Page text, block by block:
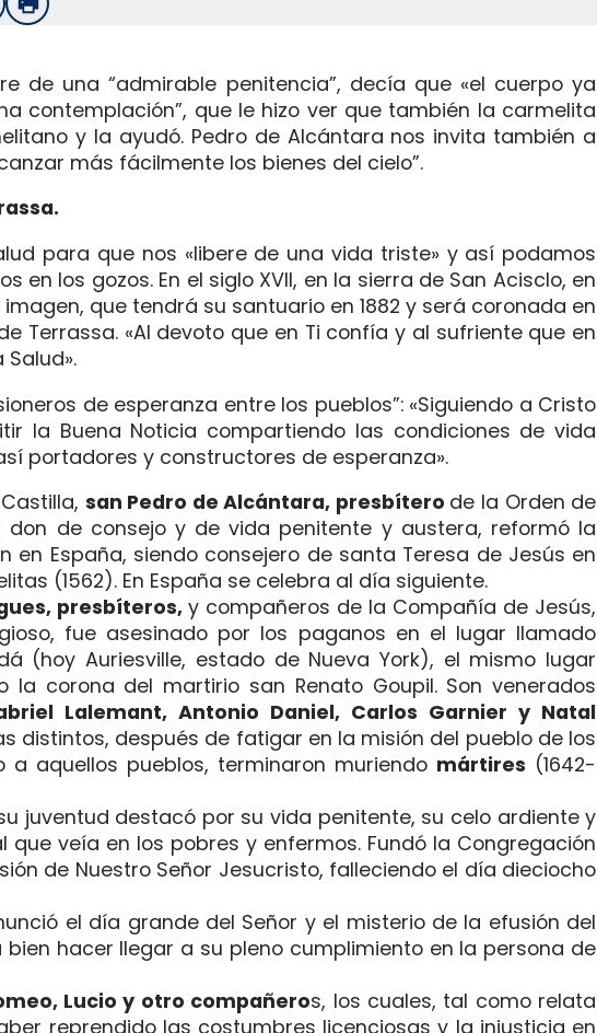
Imprimir
de una “admirable penitencia”, decía que «el cuerpo ya
contemplación”, que le hizo ver que también la carmelita
y la ayudó. Pedro de Alcántara nos invita también a
más fácilmente los bienes del cielo”.
para que nos «libere de una vida triste» y así podamos
los gozos. En el siglo XVII, en la sierra de San Acisclo, en
que tendrá su santuario en 1882 y será coronada en
Terrassa. «Al devoto que en Ti confía y al sufriente que en
de esperanza entre los pueblos”: «Siguiendo a Cristo
la Buena Noticia compartiendo las condiciones de vida
portadores y constructores de esperanza».
san Pedro de Alcántara, presbítero de la Orden de
don de consejo y de vida penitente y austera, reformó la
España, siendo consejero de santa Teresa de Jesús en
(1562). En España se celebra al día siguiente.
presbíteros,y compañeros de la Compañía de Jesús,
fue asesinado por los paganos en el lugar llamado
(hoy Auriesville, estado de Nueva York), el mismo lugar
corona del martirio san Renato Goupil. Son venerados
Lalemant, Antonio Daniel, Carlos Garnier y Natal
distintos, después de fatigar en la misión del pueblo de los
aquellos pueblos, terminaron muriendo mártires (1642-
juventud destacó por su vida penitente, su celo ardiente y
veía en los pobres y enfermos. Fundó la Congregación
de Nuestro Señor Jesucristo, falleciendo el día dieciocho
el día grande del Señor y el misterio de la efusión del
hacer llegar a su pleno cumplimiento en la persona de
Lucio y otro compañeros, los cuales, tal como relata
reprendido las costumbres licenciosas y la injusticia en